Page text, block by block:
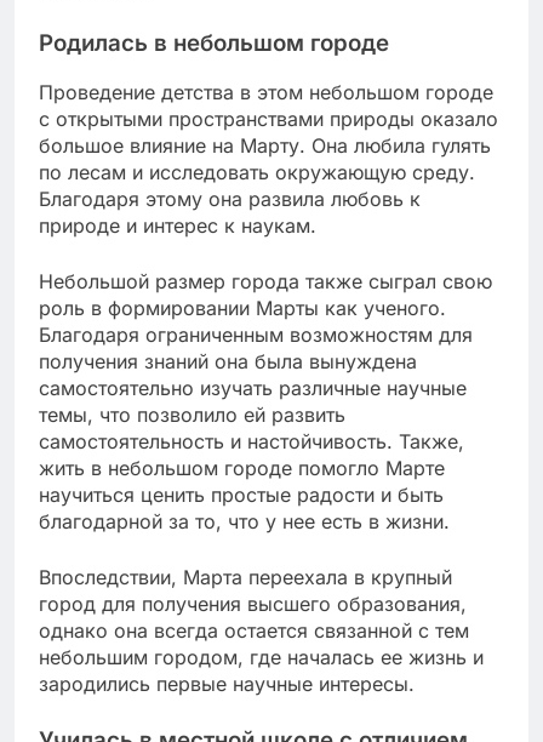
Родилась в небольшом городе
Проведение детства в этом небольшом городе
с открытыми пространствами природы оказало
большое влияние на Марту. Она любила гулять
по лесам и исследовать окружающую среду.
Благодаря этому она развила любовь к
природе и интерес к наукам.
Небольшой размер города также сыграл свою
роль в формировании Марты как ученого.
Благодаря ограниченным возможностям для
получения знаний она была вынуждена
самостоятельно изучать различные научные
темы, что позволило ей развить
самостоятельность и настойчивость. Также,
жить в небольшом городе помогло Марте
научиться ценить простые радости и быть
благодарной за то, что у нее есть в жизни.
Впоследствии, Марта переехала в крупный
город для получения высшего образования,
однако она всегда остается связанной с тем
небольшим городом, где началась ее жизнь и
зародились первые научные интересы.